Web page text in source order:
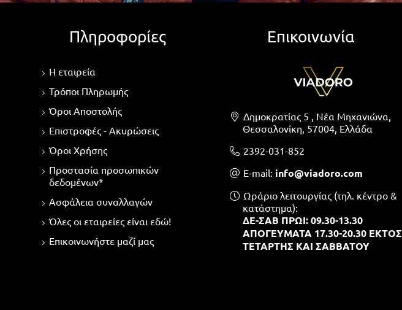
Πληροφορίες
Η εταιρεία
Τρόποι Πληρωμής
Όροι Αποστολής
Επιστροφές - Ακυρώσεις
Όροι Χρήσης
Προστασία προσωπικών
δεδομένων*
Ασφάλεια συναλλαγών
Όλες οι εταιρείες είναι εδώ!
Επικοινωνήστε μαζί μας
Επικοινωνία
Δημοκρατίας 5 , Νέα Μηχανιώνα,
Θεσσαλονίκη, 57004, Ελλάδα
2392-031-852
Ε-mail: info@viadoro.com
Ωράριο λειτουργίας (τηλ. κέντρο &
κατάστημα):
ΔΕ-ΣΑΒ ΠΡΩΙ: 09.30-13.30
ΑΠΟΓΕΥΜΑΤΑ 17.30-20.30 ΕΚΤΟΣ
ΤΕΤΑΡΤΗΣ ΚΑΙ ΣΑΒΒΑΤΟΥ